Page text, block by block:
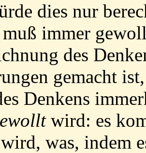
dies nur
immer
des
gemacht
Denkens
wird: es
was, indem